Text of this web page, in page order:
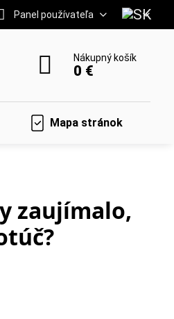
Panel používateľa
Nákupný košík
0 €
Mapa stránok
zaujímalo,